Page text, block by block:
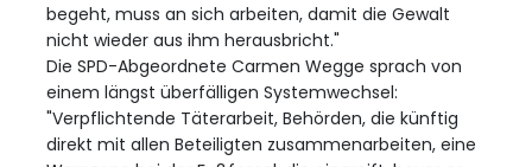
begeht, muss an sich arbeiten, damit die Gewalt
nicht wieder aus ihm herausbricht."
Die SPD-Abgeordnete Carmen Wegge sprach von
einem längst überfälligen Systemwechsel:
"Verpflichtende Täterarbeit, Behörden, die künftig
direkt mit allen Beteiligten zusammenarbeiten, eine